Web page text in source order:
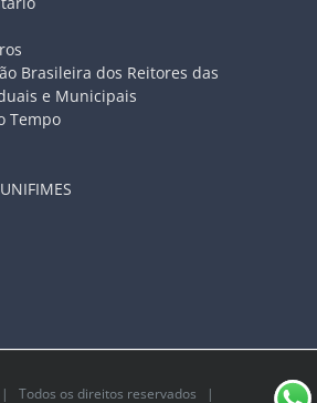
Brasileira dos Reitores das
e Municipais
Tempo
| Todos os direitos reservados |